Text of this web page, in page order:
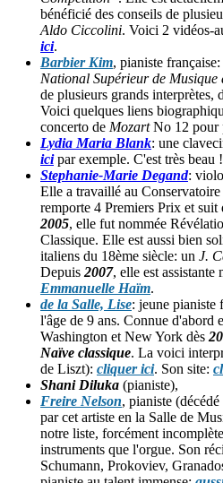
bénéficié des conseils de
Aldo Ciccolini. Voici 2 vidéos-
ici.
Barbier Kim, pianiste
National Supérieur de Musique
de plusieurs grands interprètes,
Voici quelques liens
concerto de MozartNo 12 pour
Lydia Maria Blank: une
icipar exemple. C'est très beau
Stephanie-Marie Degand:
Elle a travaillé au
remporte 4 Premiers Prix et
2005, elle fut nommée
Classique. Elle est aussi bien
italiens du 18ème siècle: un J.
Depuis 2007, elle est
Emmanuelle Haïm.
de la Salle, Lise: jeune pianiste
l'âge de 9 ans. Connue d'abord
Washington et New York dès
Naïve classique. La voici
de Liszt): cliquer ici. Son site:
Shani Diluka (pianiste),
Freire Nelson, pianiste
par cet artiste en la Salle de
notre liste, forcément
instruments que l'orgue. Son
Schumann, Prokoviev,